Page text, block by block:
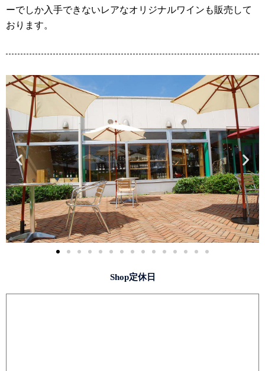
ーでしか入手できないレアなオリジナルワインも販売して
おります。
Shop定休日